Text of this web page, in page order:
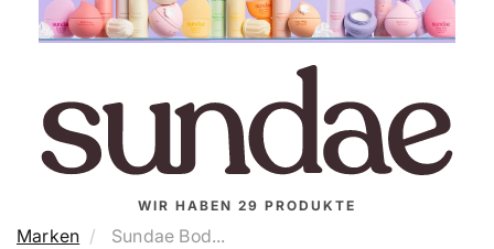
WIR HABEN 29 PRODUKTE
Marken Sundae Bod...